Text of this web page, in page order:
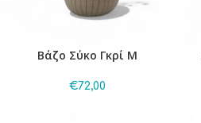
Βάζο Σύκο Γκρί M
€72,00